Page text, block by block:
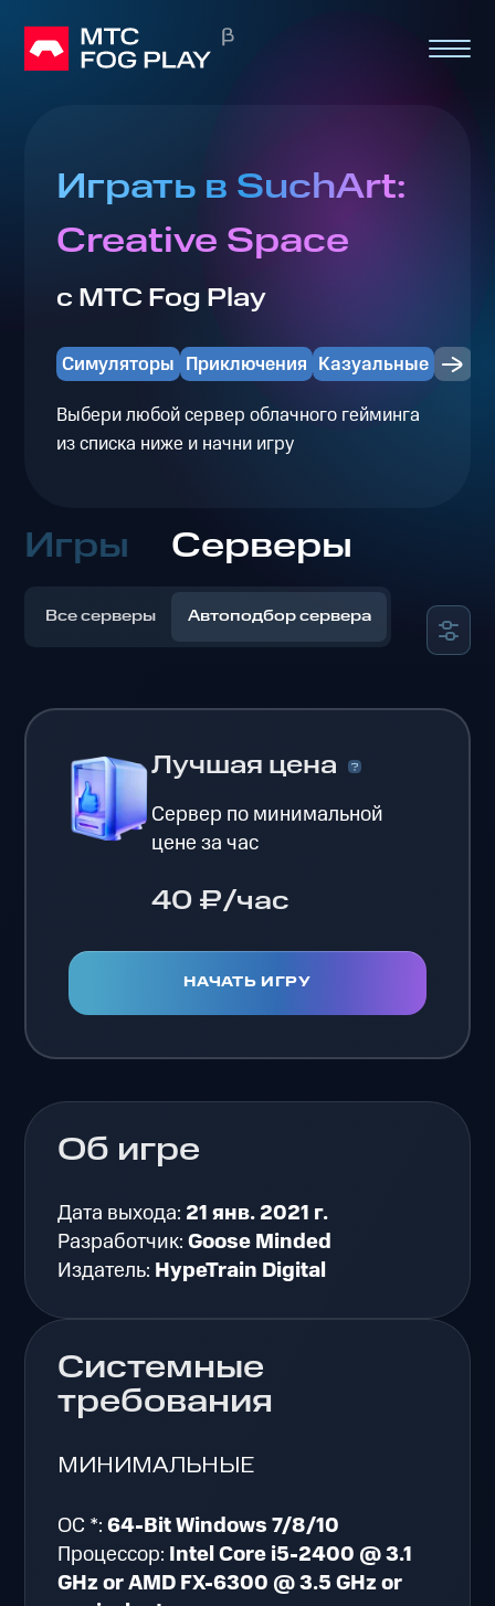
Играть в SuchArt:
Creative Space
с МТС Fog Play
Симуляторы Приключения Казуальные
Выбери любой сервер облачного гейминга
из списка ниже и начни игру
Игры Серверы
Все серверы Автоподбор сервера
Лучшая цена
Сервер по минимальной
цене за час
40 ₽/час
НАЧАТЬ ИГРУ
Об игре
Дата выхода: 21 янв. 2021 г.
Разработчик:Goose Minded
Издатель: HypeTrain Digital
Системные
требования
МИНИМАЛЬНЫЕ
ОС *:64-Bit Windows 7/8/10
Процессор: Intel Core i5-2400 @ 3.1
GHz or AMD FX-6300 @ 3.5 GHz or